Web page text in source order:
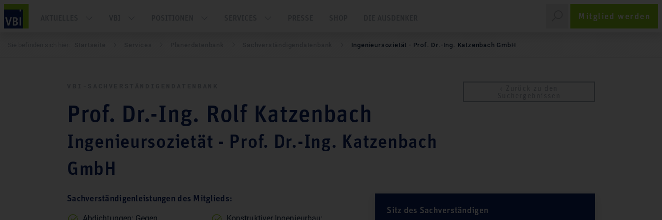
Mitglied werden
Ingenieursozietät - Prof. Dr.-Ing. Katzenbach GmbH
Prof. Dr.-Ing. Rolf Katzenbach
Ingenieursozietät - Prof. Dr.-Ing. Katzenbach
GmbH
Sachverständigenleistungen des Mitglieds:
Sitz des Sachverständigen